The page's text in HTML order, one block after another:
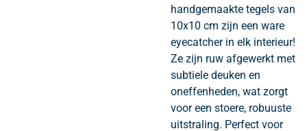
handgemaakte tegels van
10x10 cm zijn een ware
eyecatcher in elk interieur!
Ze zijn ruw afgewerkt met
subtiele deuken en
oneffenheden, wat zorgt
voor een stoere, robuuste
uitstraling. Perfect voor